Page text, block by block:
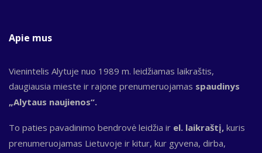
Apie mus
Vienintelis Alytuje nuo 1989 m. leidžiamas laikraštis,
daugiausia mieste ir rajone prenumeruojamas spaudinys
„Alytaus naujienos“.
To paties pavadinimo bendrovė leidžia ir el. laikraštį, kuris
prenumeruojamas Lietuvoje ir kitur, kur gyvena, dirba,